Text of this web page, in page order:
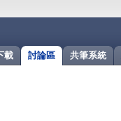
共筆系統
討論區
載